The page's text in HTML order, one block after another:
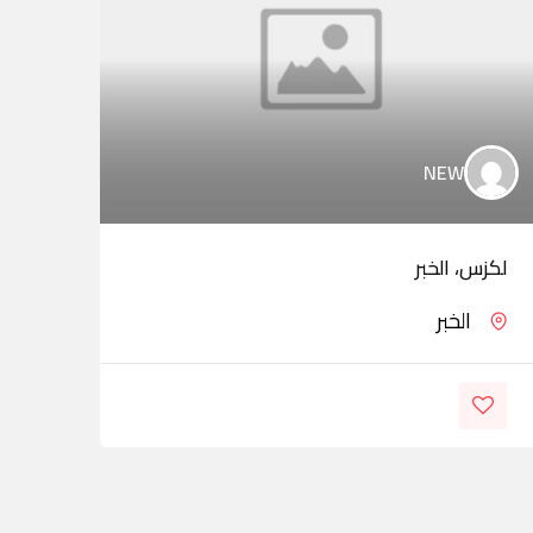
NEW
لكزس، الخبر
الخبر